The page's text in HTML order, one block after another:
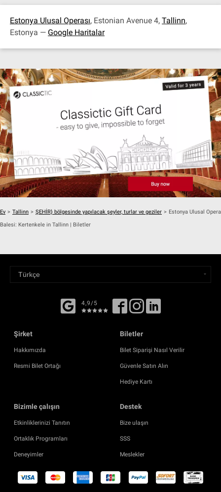
Estonya Ulusal Operası, Estonian Avenue 4, Tallinn,
Estonya — Google Haritalar
Ev > Tallinn > ŞEHİR} bölgesinde yapılacak şeyler, turlar ve geziler > Estonya Ulusal Opera
Balesi: Kertenkele in Tallinn | Biletler
4,9/5
Şirket
Hakkımızda
Resmi Bilet Ortağı
Biletler
Bilet Siparişi Nasıl Verilir
Güvenle Satın Alın
Hediye Kartı
Bizimle çalışın
Etkinliklerinizi Tanıtın
Ortaklık Programları
Deneyimler
Destek
Bize ulaşın
SSS
Meslekler